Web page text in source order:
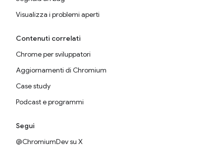
Visualizza i problemi aperti
Contenuti correlati
Chrome per sviluppatori
Aggiornamenti di Chromium
Case study
Podcast e programmi
Segui
@ChromiumDev su X